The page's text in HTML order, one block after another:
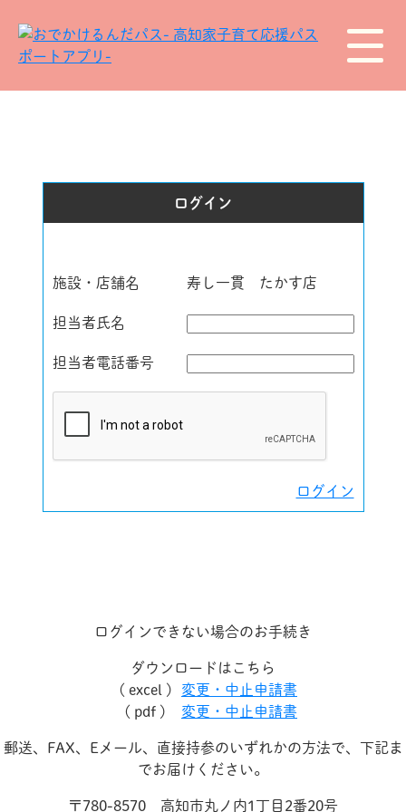
ログイン
施設・店舗名 寿し一貫 たかす店
担当者氏名
担当者電話番号
ログイン
ログインできない場合のお手続き
ダウンロードはこちら
( excel )
変更・中止申請書
( pdf )
変更・中止申請書
郵送、FAX、Eメール、直接持参のいずれかの方法で、下記ま
でお届けください。
〒780-8570 高知市丸ノ内1丁目2番20号